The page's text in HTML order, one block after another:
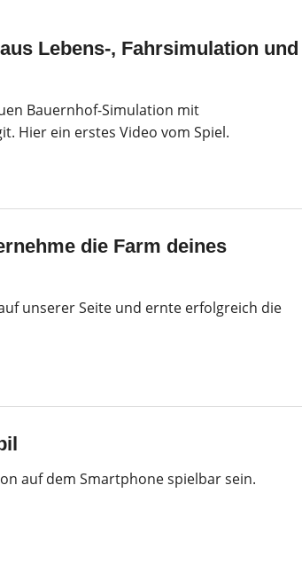
Lebens-, Fahrsimulation und
Bauernhof-Simulation mit
Hier ein erstes Video vom Spiel.
die Farm deines
unserer Seite und ernte erfolgreich die
auf dem Smartphone spielbar sein.